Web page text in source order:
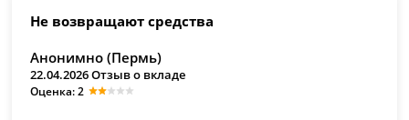
Не возвращают средства
Анонимно (Пермь)
22.04.2026 Отзыв о вкладе
Оценка: 2